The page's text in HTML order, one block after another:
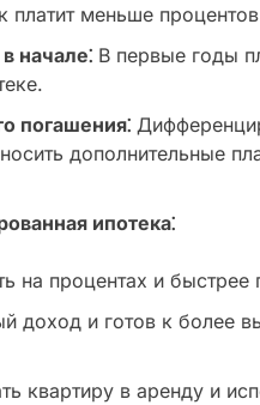
платит меньше
начале⁚ В первые годы
погашения⁚
дополнительные
ипотека⁚
на процентах и быстрее
доход и готов к более
квартиру в аренду и